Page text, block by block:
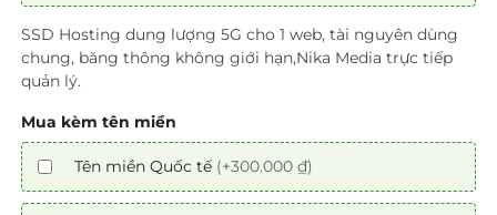
SSD Hosting dung lượng 5G cho 1 web, tài nguyên dùng
chung, băng thông không giới hạn,Nika Media trực tiếp
quản lý.
Mua kèm tên miền
Tên miền Quốc tế (+300.000 ₫)